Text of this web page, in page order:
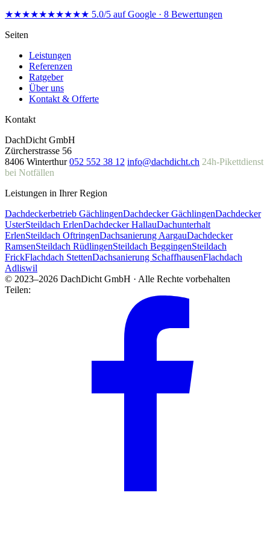
★★★★★★★★★★ 5.0/5 auf Google · 8 Bewertungen
Seiten
Leistungen
Referenzen
Ratgeber
Über uns
Kontakt & Offerte
Kontakt
DachDicht GmbH
Zürcherstrasse 56
8406 Winterthur 052 552 38 12 info@dachdicht.ch 24h-Pikettdienst
bei Notfällen
Leistungen in Ihrer Region
Dachdeckerbetrieb GächlingenDachdecker GächlingenDachdecker
UsterSteildach ErlenDachdecker HallauDachunterhalt
ErlenSteildach OftringenDachsanierung AargauDachdecker
RamsenSteildach RüdlingenSteildach BeggingenSteildach
FrickFlachdach StettenDachsanierung SchaffhausenFlachdach
Adliswil
© 2023–2026 DachDicht GmbH · Alle Rechte vorbehalten
Teilen: